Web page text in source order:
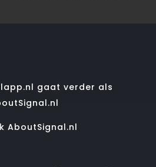
gaat verder als
AboutSignal.nl